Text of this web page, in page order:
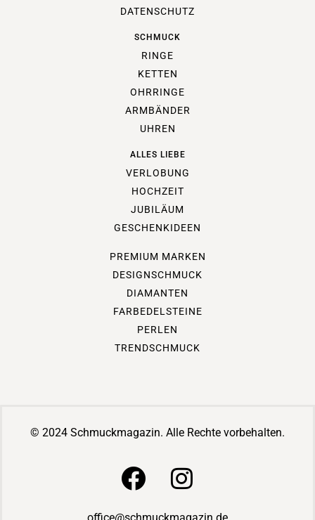
DATENSCHUTZ
SCHMUCK
RINGE
KETTEN
OHRRINGE
ARMBÄNDER
UHREN
ALLES LIEBE
VERLOBUNG
HOCHZEIT
JUBILÄUM
GESCHENKIDEEN
PREMIUM MARKEN
DESIGNSCHMUCK
DIAMANTEN
FARBEDELSTEINE
PERLEN
TRENDSCHMUCK
© 2024 Schmuckmagazin. Alle Rechte vorbehalten.